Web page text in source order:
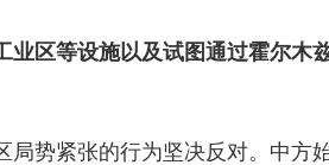
区等设施以及试图通过霍尔木
势紧张的行为坚决反对。中方